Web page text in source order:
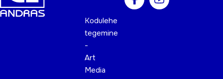
Kodulehe
tegemine
-
Art
Media